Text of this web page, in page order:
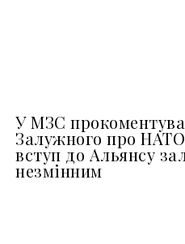
У МЗС
Залужного про
вступ до Альянсу
незмінним